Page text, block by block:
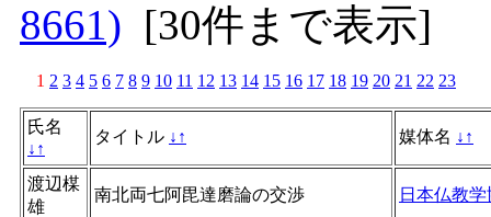
8661) [30件まで表示]
1 2 3 4 5 6 7 8 9 10 11 12 13 14 15 16 17 18 19 20 21 22 23
氏名
↓ ↑
タイトル ↓ ↑ 媒体名 ↓ ↑
渡辺楳
雄
南北両七阿毘達磨論の交渉 日本仏教